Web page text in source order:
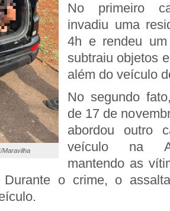
Maravilha
No primeiro
invadiu uma
4h e rendeu
subtraiu objetos
além do veículo
No segundo
de 17 de
abordou outro
veículo na
mantendo as
o crime, o